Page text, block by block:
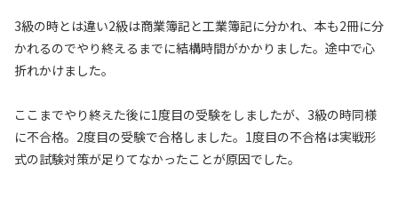
3級の時とは違い2級は商業簿記と工業簿記に分かれ、本も2冊に分
かれるのでやり終えるまでに結構時間がかかりました。途中で心
折れかけました。
ここまでやり終えた後に1度目の受験をしましたが、3級の時同様
に不合格。2度目の受験で合格しました。1度目の不合格は実戦形
式の試験対策が足りてなかったことが原因でした。